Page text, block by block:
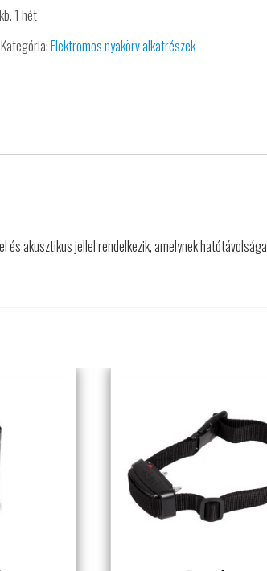
kb. 1 hét
Kategória:Elektromos nyakörv alkatrészek
akusztikus jellel rendelkezik, amelynek hatótávolsága